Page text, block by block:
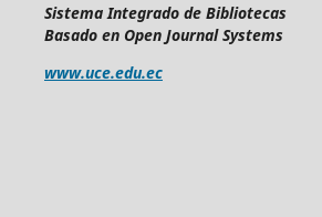
Sistema Integrado de Bibliotecas
Basado en Open Journal Systems
www.uce.edu.ec